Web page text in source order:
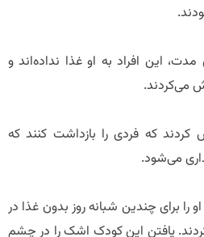
این افراد به او غذا نداده‌اند و
می‌کردند.
کردند که فردی را بازداشت کنند که
می‌شود.
را برای چندین شبانه روز بدون غذا در
یافتن این کودک اشک را در چشم